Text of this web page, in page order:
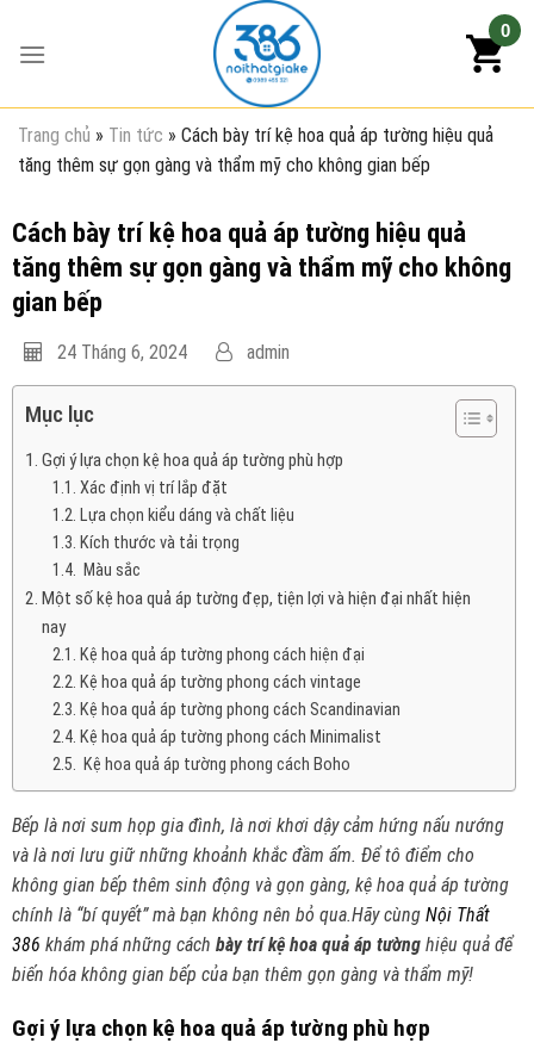
0
Trang chủ » Tin tức » Cách bày trí kệ hoa quả áp tường hiệu quả
tăng thêm sự gọn gàng và thẩm mỹ cho không gian bếp
Cách bày trí kệ hoa quả áp tường hiệu quả
tăng thêm sự gọn gàng và thẩm mỹ cho không
gian bếp
24 Tháng 6, 2024 admin
Mục lục
Gợi ý lựa chọn kệ hoa quả áp tường phù hợp
Xác định vị trí lắp đặt
Lựa chọn kiểu dáng và chất liệu
Kích thước và tải trọng
Màu sắc
Một số kệ hoa quả áp tường đẹp, tiện lợi và hiện đại nhất hiện
nay
Kệ hoa quả áp tường phong cách hiện đại
Kệ hoa quả áp tường phong cách vintage
Kệ hoa quả áp tường phong cách Scandinavian
Kệ hoa quả áp tường phong cách Minimalist
Kệ hoa quả áp tường phong cách Boho
Bếp là nơi sum họp gia đình, là nơi khơi dậy cảm hứng nấu nướng
và là nơi lưu giữ những khoảnh khắc đầm ấm. Để tô điểm cho
không gian bếp thêm sinh động và gọn gàng, kệ hoa quả áp tường
chính là “bí quyết” mà bạn không nên bỏ qua.Hãy cùng Nội Thất
386 khám phá những cách bày trí kệ hoa quả áp tường hiệu quả để
biến hóa không gian bếp của bạn thêm gọn gàng và thẩm mỹ!
Gợi ý lựa chọn kệ hoa quả áp tường phù hợp